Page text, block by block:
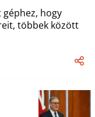
hogy
többek között